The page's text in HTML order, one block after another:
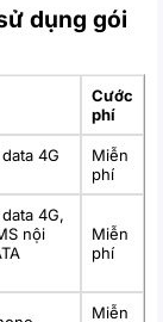
dụng gói
Cước
phí
4G
Miễn
phí
4G,
nội
Miễn
phí
Miễn